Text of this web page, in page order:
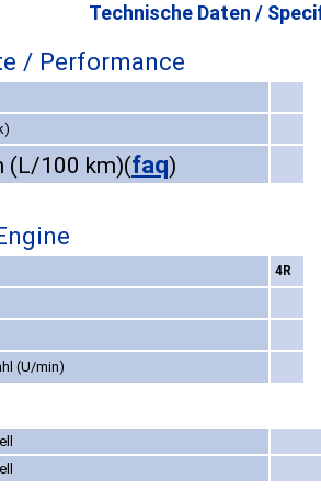
Technische Daten /
/ Performance
(L/100 km)(faq)
4R
(U/min)